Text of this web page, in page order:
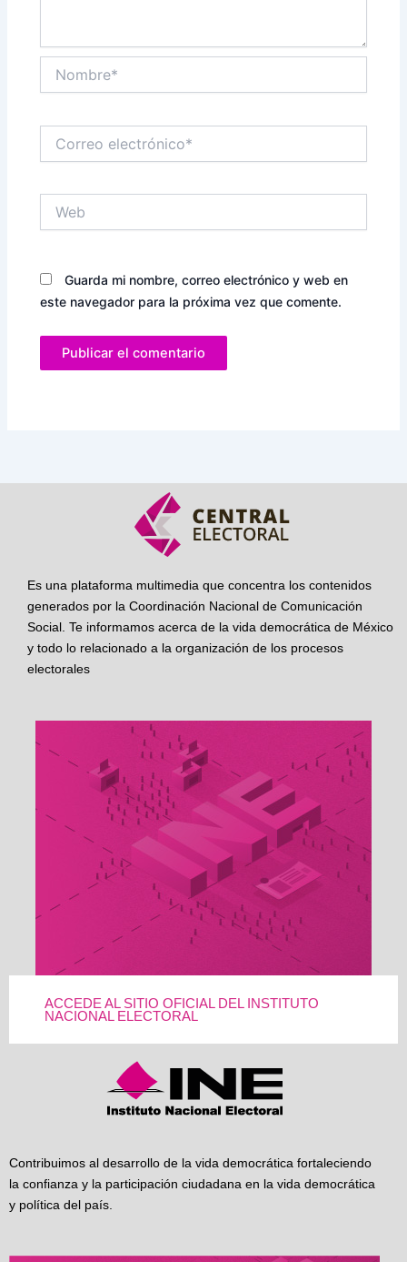
electrónico*
Guarda mi nombre, correo electrónico y web en
este navegador para la próxima vez que comente.
Es una plataforma multimedia que concentra los contenidos
generados por la Coordinación Nacional de Comunicación
Social. Te informamos acerca de la vida democrática de México
y todo lo relacionado a la organización de los procesos
electorales
ACCEDE AL SITIO OFICIAL DEL INSTITUTO
NACIONAL ELECTORAL
Contribuimos al desarrollo de la vida democrática fortaleciendo
la confianza y la participación ciudadana en la vida democrática
y política del país.